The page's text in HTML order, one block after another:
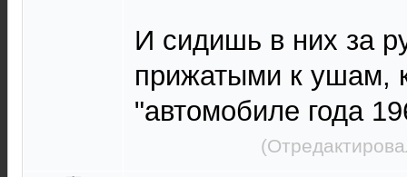
И сидишь в них за
прижатыми к ушам,
"автомобиле года